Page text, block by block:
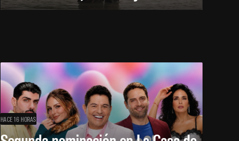
HACE 16 HORAS